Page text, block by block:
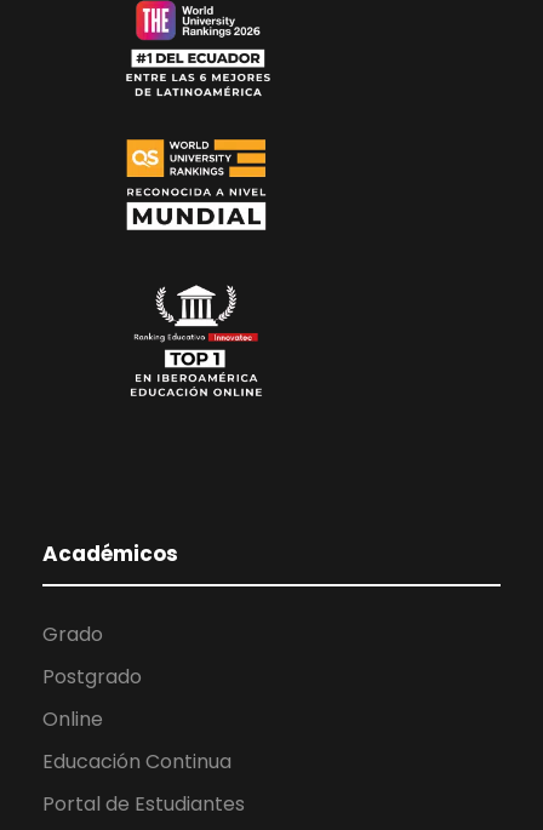
Académicos
Grado
Postgrado
Online
Educación Continua
Portal de Estudiantes